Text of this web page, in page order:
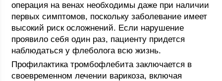
операция на венах необходимы даже при наличии
первых симптомов, поскольку заболевание имеет
высокий риск осложнений. Если нарушение
проявило себя один раз, пациенту придется
наблюдаться у флеболога всю жизнь.
Профилактика тромбофлебита заключается в
своевременном лечении варикоза, включая